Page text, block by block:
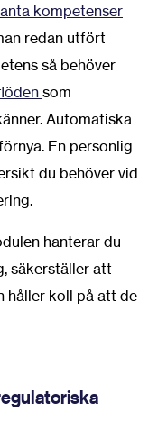
kompetenser
redan utfört
så behöver
som
Automatiska
En personlig
du behöver vid
hanterar du
säkerställer att
håller koll på att de